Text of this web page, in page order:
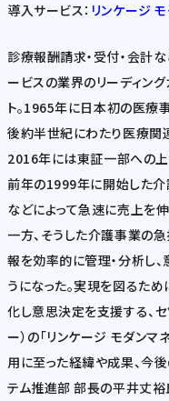
導入サービス： リンケージ
診療報酬請求・受付・会計
ービスの業界のリーディン
ト。1965年に日本初の医療
後約半世紀にわたり医療関
2016年には東証一部への上
前年の1999年に開始した
などによって急速に売上を伸
一方、そうした介護事業の
報を効率的に管理・分析し
うになった。実現を図るた
化し意思決定を支援する、
ー）の「リンケージ モダン
用に至った経緯や成果、今
テム推進部 部長の平井丈裕